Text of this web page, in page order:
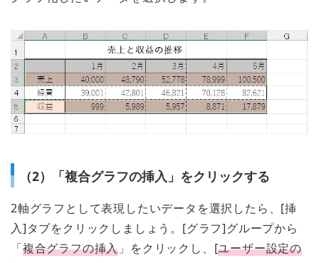
（2）「複合グラフの挿入」をクリックする
2軸グラフとして表現したいデータを選択したら、[挿
入]タブをクリックしましょう。[グラフ]グループから
「複合グラフの挿入 」をクリックし、[ユーザー設定の